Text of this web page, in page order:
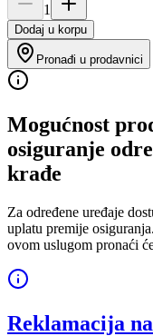
1
Dodaj u korpu
Pronađi u prodavnici
Mogućnost
osiguranje
krađe
Za određene uređaje
uplatu premije
ovom uslugom pronaći
Reklamacija